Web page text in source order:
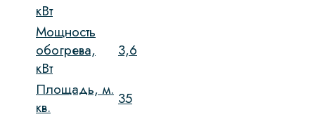
кВт
Мощность
обогрева,
кВт
3,6
Площадь, м.
кв.
35